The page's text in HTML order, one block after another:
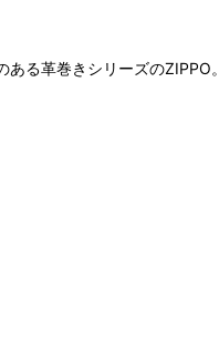
る革巻きシリーズのZIPPO。